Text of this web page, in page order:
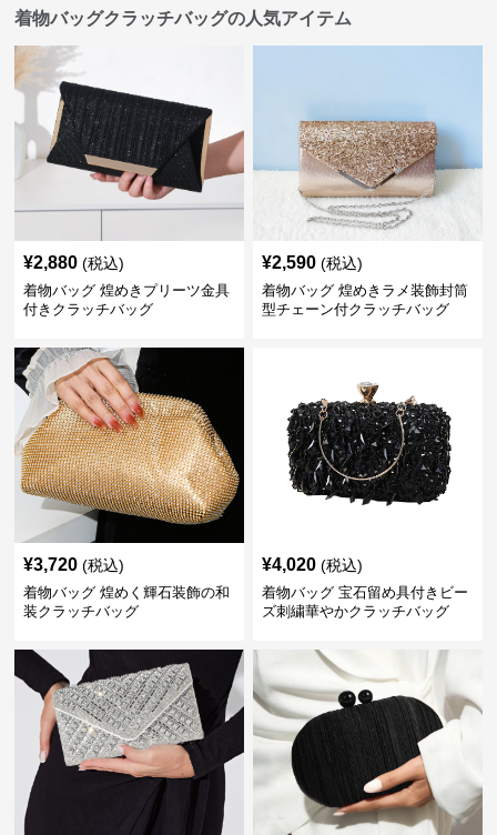
着物バッグクラッチバッグの人気アイテム
¥2,880 (税込)
着物バッグ 煌めきプリーツ金具
付きクラッチバッグ
¥2,590 (税込)
着物バッグ 煌めきラメ装飾封筒
型チェーン付クラッチバッグ
¥3,720 (税込)
着物バッグ 煌めく輝石装飾の和
装クラッチバッグ
¥4,020 (税込)
着物バッグ 宝石留め具付きビー
ズ刺繍華やかクラッチバッグ